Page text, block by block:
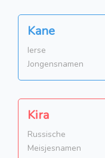
Kane
Ierse
Jongensnamen
Kira
Russische
Meisjesnamen